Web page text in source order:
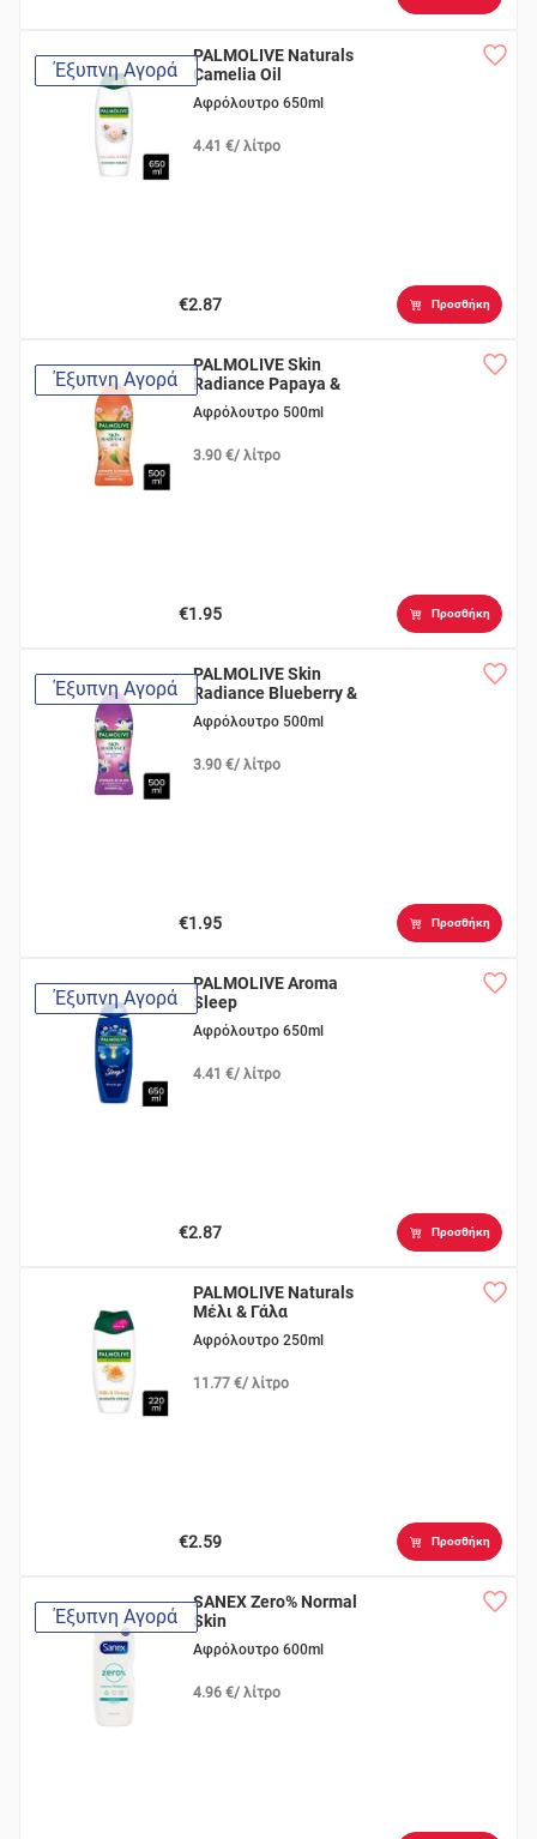
Έξυπνη Αγορά
PALMOLIVE Naturals
Camelia Oil
Αφρόλουτρο 650ml
4.41 €/ λίτρο
€2.87 Προσθήκη
Έξυπνη Αγορά
PALMOLIVE Skin
Radiance Papaya &
Peach
Αφρόλουτρο 500ml
3.90 €/ λίτρο
€1.95 Προσθήκη
Έξυπνη Αγορά
PALMOLIVE Skin
Radiance Blueberry &
Lily
Αφρόλουτρο 500ml
3.90 €/ λίτρο
€1.95 Προσθήκη
Έξυπνη Αγορά
PALMOLIVE Aroma
Sleep
Αφρόλουτρο 650ml
4.41 €/ λίτρο
€2.87 Προσθήκη
PALMOLIVE Naturals
Μέλι & Γάλα
Αφρόλουτρο 250ml
11.77 €/ λίτρο
€2.59 Προσθήκη
Έξυπνη Αγορά
SANEX Zero% Normal
Skin
Αφρόλουτρο 600ml
4.96 €/ λίτρο